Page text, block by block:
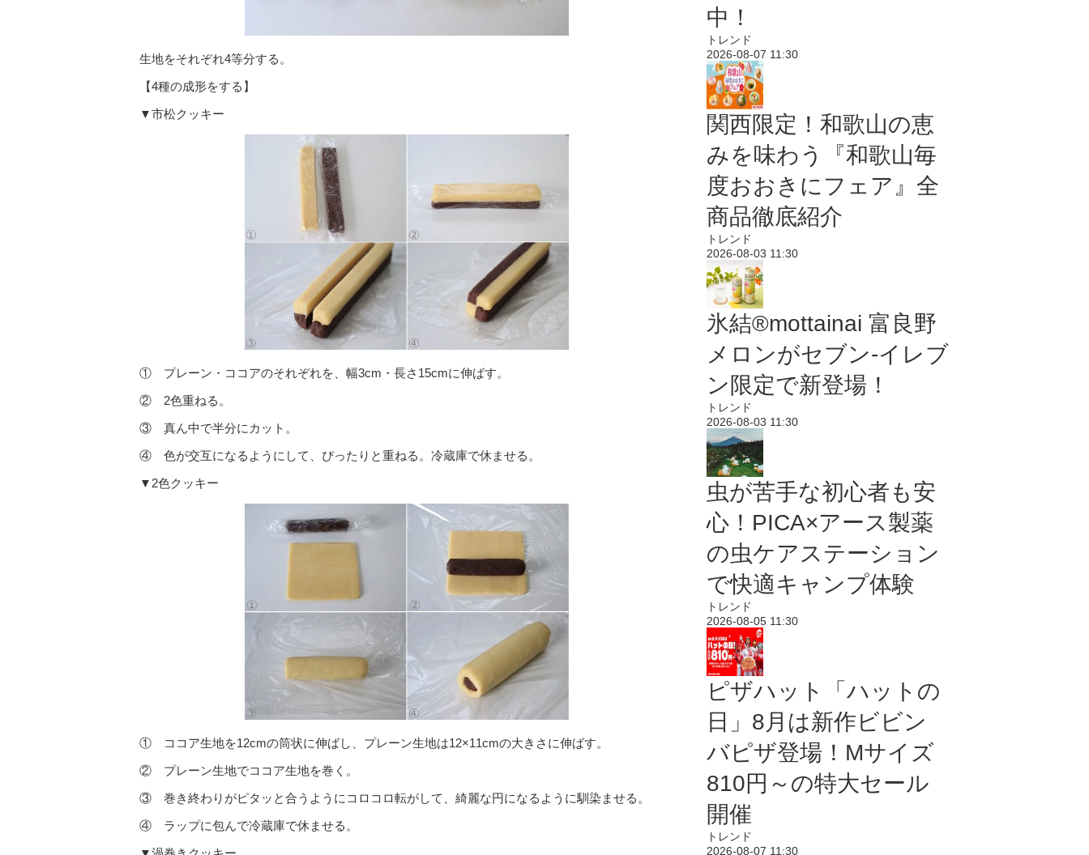
生地をそれぞれ4等分する。
【4種の成形をする】
▼市松クッキー
① プレーン・ココアのそれぞれを、幅3cm・長さ15cmに伸ばす。
② 2色重ねる。
③ 真ん中で半分にカット。
④ 色が交互になるようにして、ぴったりと重ねる。冷蔵庫で休ませる。
▼2色クッキー
① ココア生地を12cmの筒状に伸ばし、プレーン生地は12×11cmの大きさに伸ばす。
② プレーン生地でココア生地を巻く。
③ 巻き終わりがピタッと合うようにコロコロ転がして、綺麗な円になるように馴染ませる。
④ ラップに包んで冷蔵庫で休ませる。
中！
トレンド
2026-08-07 11:30
関西限定！和歌山の恵
みを味わう『和歌山毎
度おおきにフェア』全
商品徹底紹介
トレンド
2026-08-03 11:30
氷結®mottainai 富良野
メロンがセブン‐イレブ
ン限定で新登場！
トレンド
2026-08-03 11:30
虫が苦手な初心者も安
心！PICA×アース製薬
の虫ケアステーション
で快適キャンプ体験
トレンド
2026-08-05 11:30
ピザハット「ハットの
日」8月は新作ビビン
バピザ登場！Mサイズ
810円～の特大セール
開催
トレンド
2026-08-07 11:30